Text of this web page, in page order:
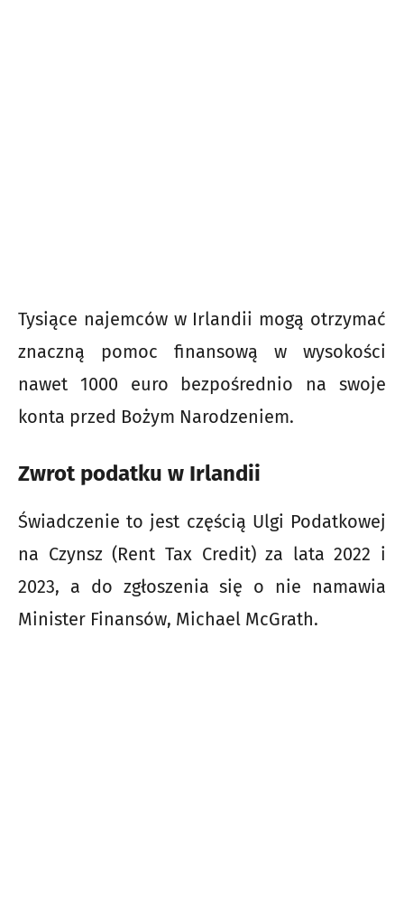
Tysiące najemców w Irlandii mogą otrzymać
znaczną pomoc finansową w wysokości
nawet 1000 euro bezpośrednio na swoje
konta przed Bożym Narodzeniem.
Zwrot podatku w Irlandii
Świadczenie to jest częścią Ulgi Podatkowej
na Czynsz (Rent Tax Credit) za lata 2022 i
2023, a do zgłoszenia się o nie namawia
Minister Finansów, Michael McGrath.